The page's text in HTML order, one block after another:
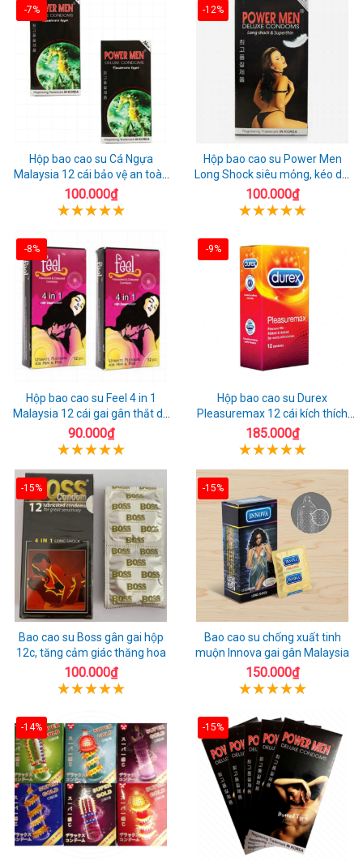
-7%
Hộp bao cao su Cá Ngựa
Malaysia 12 cái bảo vệ an toàn
tuyệt đối
100.000₫
-12%
Hộp bao cao su Power Men
Long Shock siêu mỏng, kéo dài
quan hệ thoải mái
100.000₫
-8%
Hộp bao cao su Feel 4 in 1
Malaysia 12 cái gai gân thắt dễ
sử dụng
90.000₫
-9%
Hộp bao cao su Durex
Pleasuremax 12 cái kích thích
tăng khoái cảm
185.000₫
-15%
Bao cao su Boss gân gai hộp
12c, tăng cảm giác thăng hoa
100.000₫
-15%
Bao cao su chống xuất tinh
muộn Innova gai gân Malaysia
150.000₫
-14% -15%